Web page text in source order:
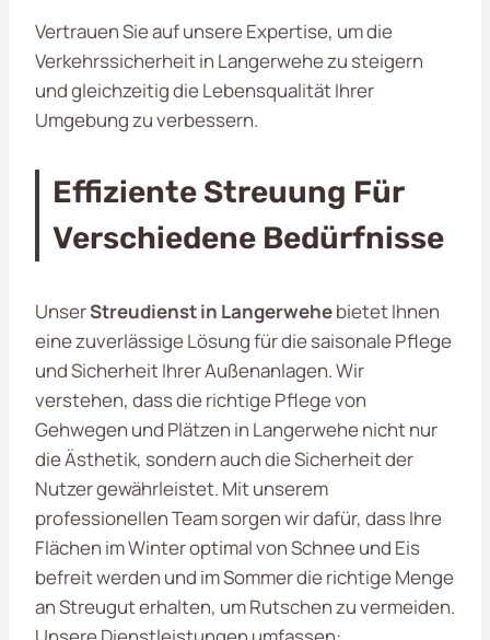
Vertrauen Sie auf unsere Expertise, um die
Verkehrssicherheit in Langerwehe zu steigern
und gleichzeitig die Lebensqualität Ihrer
Umgebung zu verbessern.
Effiziente Streuung Für
Verschiedene Bedürfnisse
UnserStreudienst in Langerwehebietet Ihnen
eine zuverlässige Lösung für die saisonale Pflege
und Sicherheit Ihrer Außenanlagen. Wir
verstehen, dass die richtige Pflege von
Gehwegen und Plätzen in Langerwehe nicht nur
die Ästhetik, sondern auch die Sicherheit der
Nutzer gewährleistet. Mit unserem
professionellen Team sorgen wir dafür, dass Ihre
Flächen im Winter optimal von Schnee und Eis
befreit werden und im Sommer die richtige Menge
an Streugut erhalten, um Rutschen zu vermeiden.